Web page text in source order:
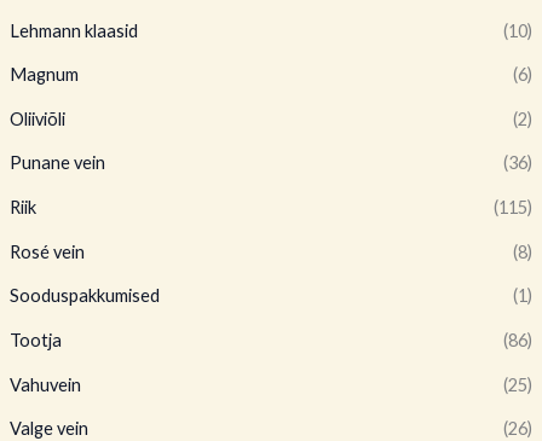
Lehmann klaasid (10)
Magnum (6)
Oliiviõli (2)
Punane vein (36)
Riik (115)
Rosé vein (8)
Sooduspakkumised (1)
Tootja (86)
Vahuvein (25)
Valge vein (26)